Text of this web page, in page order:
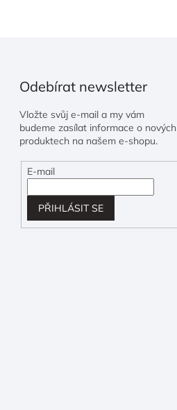
Odebírat newsletter
Vložte svůj e-mail a my vám
budeme zasílat informace o nových
produktech na našem e-shopu.
E-mail
PŘIHLÁSIT SE